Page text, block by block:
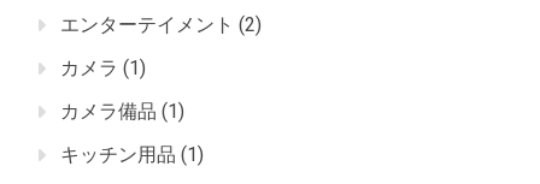
エンターテイメント (2)
カメラ (1)
カメラ備品 (1)
キッチン用品 (1)